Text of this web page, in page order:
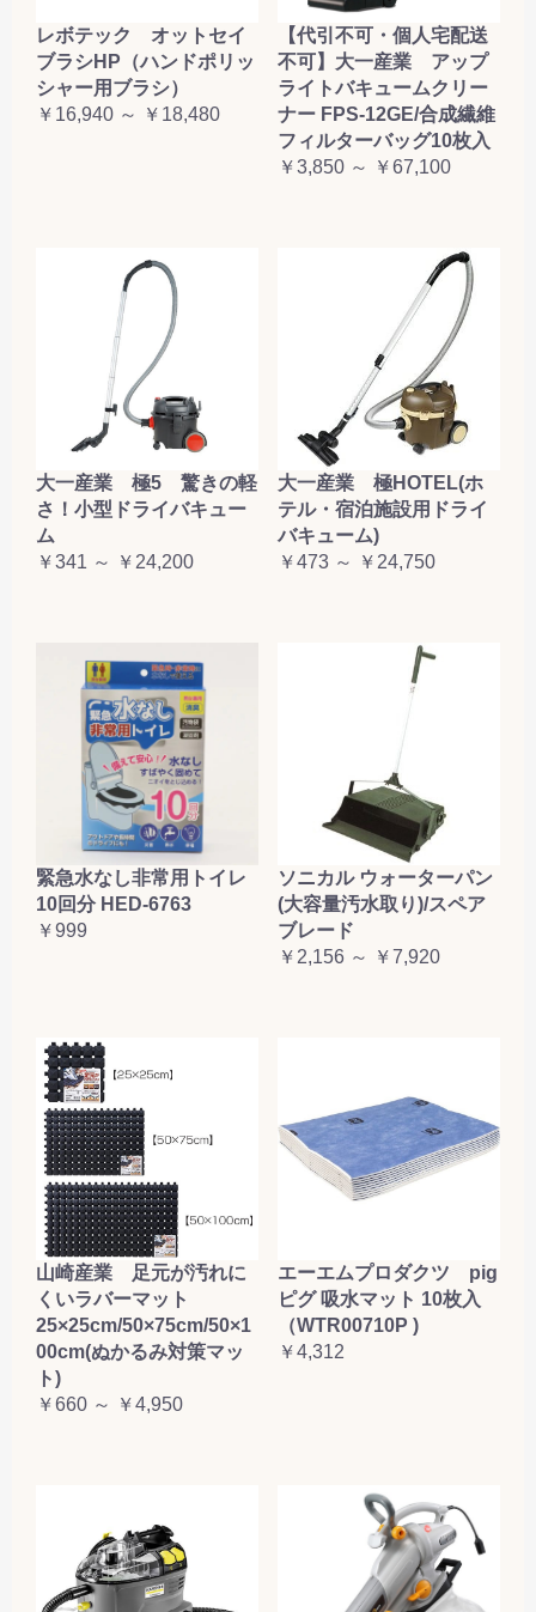
レボテック オットセイ
ブラシHP（ハンドポリッ
シャー用ブラシ）
￥16,940 ～ ￥18,480
【代引不可・個人宅配送
不可】大一産業 アップ
ライトバキュームクリー
ナー FPS-12GE/合成繊維
フィルターバッグ10枚入
￥3,850 ～ ￥67,100
大一産業 極5 驚きの軽
さ！小型ドライバキュー
ム
￥341 ～ ￥24,200
大一産業 極HOTEL(ホ
テル・宿泊施設用ドライ
バキューム)
￥473 ～ ￥24,750
緊急水なし非常用トイレ
10回分 HED-6763
￥999
ソニカル ウォーターパン
(大容量汚水取り)/スペア
ブレード
￥2,156 ～ ￥7,920
山崎産業 足元が汚れに
くいラバーマット
25×25cm/50×75cm/50×1
00cm(ぬかるみ対策マッ
ト)
￥660 ～ ￥4,950
エーエムプロダクツ pig
ピグ 吸水マット 10枚入
（WTR00710P )
￥4,312